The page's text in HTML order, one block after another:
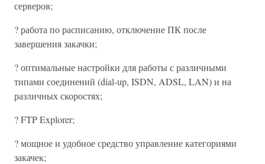
серверов;
? работа по расписанию, отключение ПК после
завершения закачки;
? оптимальные настройки для работы с различными
типами соединений (dial-up, ISDN, ADSL, LAN) и на
различных скоростях;
? FTP Explorer;
? мощное и удобное средство управление категориями
закачек;